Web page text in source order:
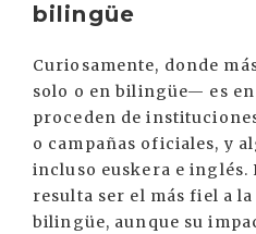
bilingüe
Curiosamente, donde
solo o en bilingüe— es
proceden de
o campañas oficiales, y
incluso euskera e inglés.
resulta ser el más fiel a
bilingüe, aunque su